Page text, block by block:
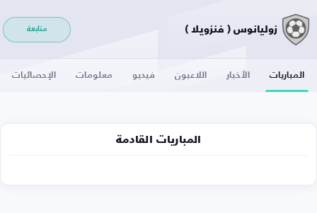
زوليانوس ( فنزويلا ) متابعة
المباريات الأخبار اللاعبون فيديو معلومات الإحصائيات
المباريات القادمة